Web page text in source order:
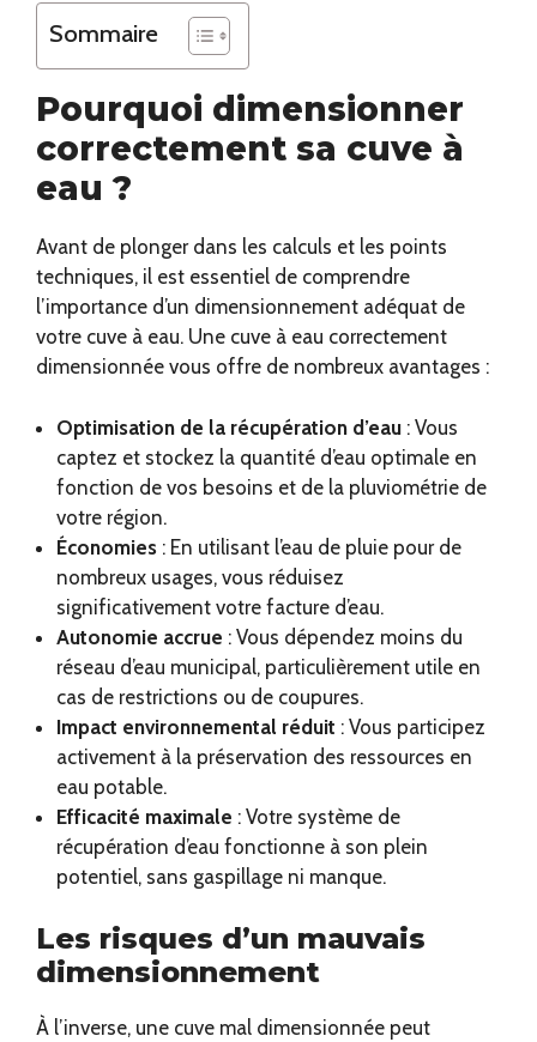
Sommaire
Pourquoi dimensionner
correctement sa cuve à
eau ?
Avant de plonger dans les calculs et les points
techniques, il est essentiel de comprendre
l’importance d’un dimensionnement adéquat de
votre cuve à eau. Une cuve à eau correctement
dimensionnée vous offre de nombreux avantages :
Optimisation de la récupération d’eau : Vous
captez et stockez la quantité d’eau optimale en
fonction de vos besoins et de la pluviométrie de
votre région.
Économies : En utilisant l’eau de pluie pour de
nombreux usages, vous réduisez
significativement votre facture d’eau.
Autonomie accrue : Vous dépendez moins du
réseau d’eau municipal, particulièrement utile en
cas de restrictions ou de coupures.
Impact environnemental réduit : Vous participez
activement à la préservation des ressources en
eau potable.
Efficacité maximale : Votre système de
récupération d’eau fonctionne à son plein
potentiel, sans gaspillage ni manque.
Les risques d’un mauvais
dimensionnement
À l’inverse, une cuve mal dimensionnée peut